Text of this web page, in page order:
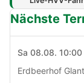
Nächste
Sa 08.08.
Erdbeerhof